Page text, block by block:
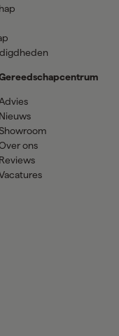
Nieuws
ons
Reviews